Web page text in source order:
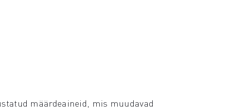
määrdeaineid, mis muudavad